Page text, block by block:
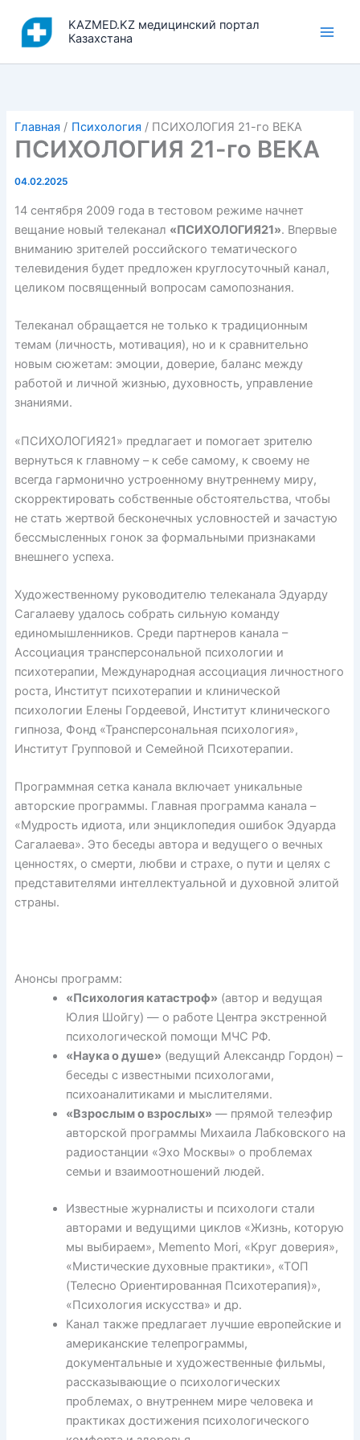
содержимому
KAZMED.KZ медицинский портал
Казахстана
Главная Психология ПСИХОЛОГИЯ 21-го ВЕКА
ПСИХОЛОГИЯ 21-го ВЕКА
04.02.2025
14 сентября 2009 года в тестовом режиме начнет
вещание новый телеканал «ПСИХОЛОГИЯ21». Впервые
вниманию зрителей российского тематического
телевидения будет предложен круглосуточный канал,
целиком посвященный вопросам самопознания.
Телеканал обращается не только к традиционным
темам (личность, мотивация), но и к сравнительно
новым сюжетам: эмоции, доверие, баланс между
работой и личной жизнью, духовность, управление
знаниями.
«ПСИХОЛОГИЯ21» предлагает и помогает зрителю
вернуться к главному – к себе самому, к своему не
всегда гармонично устроенному внутреннему миру,
скорректировать собственные обстоятельства, чтобы
не стать жертвой бесконечных условностей и зачастую
бессмысленных гонок за формальными признаками
внешнего успеха.
Художественному руководителю телеканала Эдуарду
Сагалаеву удалось собрать сильную команду
единомышленников. Среди партнеров канала –
Ассоциация трансперсональной психологии и
психотерапии, Международная ассоциация личностного
роста, Институт психотерапии и клинической
психологии Елены Гордеевой, Институт клинического
гипноза, Фонд «Трансперсональная психология»,
Институт Групповой и Семейной Психотерапии.
Программная сетка канала включает уникальные
авторские программы. Главная программа канала –
«Мудрость идиота, или энциклопедия ошибок Эдуарда
Сагалаева». Это беседы автора и ведущего о вечных
ценностях, о смерти, любви и страхе, о пути и целях с
представителями интеллектуальной и духовной элитой
страны.
Анонсы программ:
«Психология катастроф» (автор и ведущая
Юлия Шойгу) — о работе Центра экстренной
психологической помощи МЧС РФ.
«Наука о душе» (ведущий Александр Гордон) –
беседы с известными психологами,
психоаналитиками и мыслителями.
«Взрослым о взрослых» — прямой телеэфир
авторской программы Михаила Лабковского на
радиостанции «Эхо Москвы» о проблемах
семьи и взаимоотношений людей.
Известные журналисты и психологи стали
авторами и ведущими циклов «Жизнь, которую
мы выбираем», Memento Mori, «Круг доверия»,
«Мистические духовные практики», «ТОП
(Телесно Ориентированная Психотерапия)»,
«Психология искусства» и др.
Канал также предлагает лучшие европейские и
американские телепрограммы,
документальные и художественные фильмы,
рассказывающие о психологических
проблемах, о внутреннем мире человека и
практиках достижения психологического